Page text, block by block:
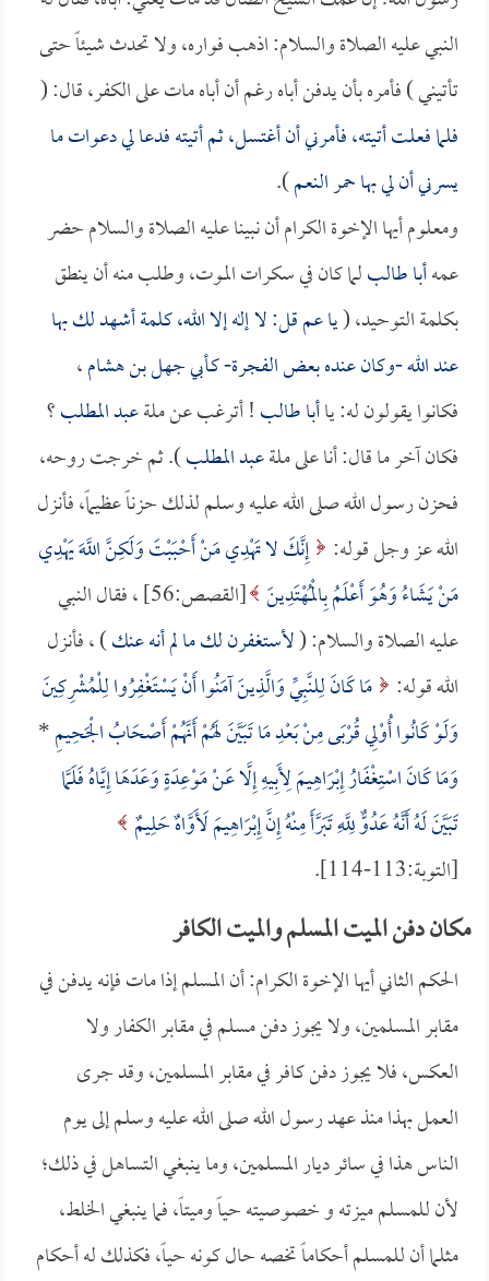
النبي عليه الصلاة والسلام: اذهب فواره، ولا تحدث شيئاً حتى
تأتيني ) فأمره بأن يدفن أباه رغم أن أباه مات على الكفر، قال: (
فلما فعلت أتيته، فأمرني أن أغتسل، ثم أتيته فدعا لي دعوات ما
يسرني أن لي بها حمر النعم).
ومعلوم أيها الإخوة الكرام أن نبينا عليه الصلاة والسلام حضر
عمهأبا طالبلما كان في سكرات الموت، وطلب منه أن ينطق
بكلمة التوحيد، (يا عم قل: لا إله إلا الله، كلمة أشهد لك بها
عند الله -وكان عنده بعض الفجرة- كـأبي جهل بن هشام،
فكانوا يقولون له: ياأبا طالب! أترغب عن ملةعبد المطلب؟
فكان آخر ما قال: أنا على ملةعبد المطلب). ثم خرجت روحه،
فحزن رسول الله صلى الله عليه وسلم لذلك حزناً عظيماً، فأنزل
الله عز وجل قوله: إِنَّكَ لا تَهْدِي مَنْ أَحْبَبْتَ وَلَكِنَّ اللَّهَ يَهْدِي
مَنْ يَشَاءُ وَهُوَ أَعْلَمُ بِالْمُهْتَدِينَ
[القصص:56] ، فقال النبي
عليه الصلاة والسلام: (لأستغفرن لك ما لم أنه عنك) ، فأنزل
الله قوله: مَا كَانَ لِلنَّبِيِّ وَالَّذِينَ آمَنُوا أَنْ يَسْتَغْفِرُوا لِلْمُشْرِكِينَ
وَلَوْ كَانُوا أُوْلِي قُرْبَى مِنْ بَعْدِ مَا تَبَيَّنَ لَهُمْ أَنَّهُمْ أَصْحَابُ الْجَحِيمِ*
وَمَا كَانَ اسْتِغْفَارُ إِبْرَاهِيمَ لِأَبِيهِ إِلَّا عَنْ مَوْعِدَةٍ وَعَدَهَا إِيَّاهُ فَلَمَّا
تَبَيَّنَ لَهُ أَنَّهُ عَدُوٌّ لِلَّهِ تَبَرَّأَ مِنْهُ إِنَّ إِبْرَاهِيمَ لَأَوَّاهٌ حَلِيمٌ
[التوبة:113-114].
مكان دفن الميت المسلم والميت الكافر
الحكم الثاني أيها الإخوة الكرام: أن المسلم إذا مات فإنه يدفن في
مقابر المسلمين، ولا يجوز دفن مسلم في مقابر الكفار ولا
العكس، فلا يجوز دفن كافر في مقابر المسلمين، وقد جرى
العمل بهذا منذ عهد رسول الله صلى الله عليه وسلم إلى يوم
الناس هذا في سائر ديار المسلمين، وما ينبغي التساهل في ذلك؛
لأن للمسلم ميزته و خصوصيته حياً وميتاً، فما ينبغي الخلط،
مثلما أن للمسلم أحكاماً تخصه حال كونه حياً، فكذلك له أحكام